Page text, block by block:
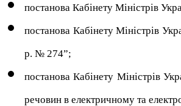
постанова Кабінету Міністрів
постанова Кабінету Міністрів
р. № 274”;
постанова Кабінету Міністрів
речовин в електричному та